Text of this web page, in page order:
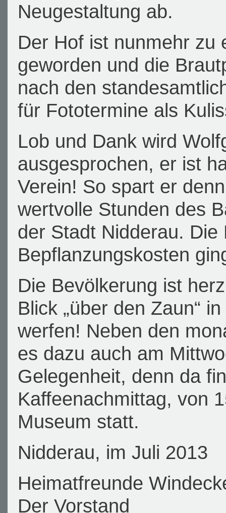
Neugestaltung ab.
Der Hof ist nunmehr zu
geworden und die
nach den
für Fototermine als
Lob und Dank wird
ausgesprochen, er ist
Verein! So spart er
wertvolle Stunden des
der Stadt Nidderau. Die
Bepflanzungskosten
Die Bevölkerung ist
Blick „über den Zaun“
werfen! Neben den
es dazu auch am
Gelegenheit, denn da
Kaffeenachmittag, von
Museum statt.
Nidderau, im Juli 2013
Heimatfreunde
Der Vorstand